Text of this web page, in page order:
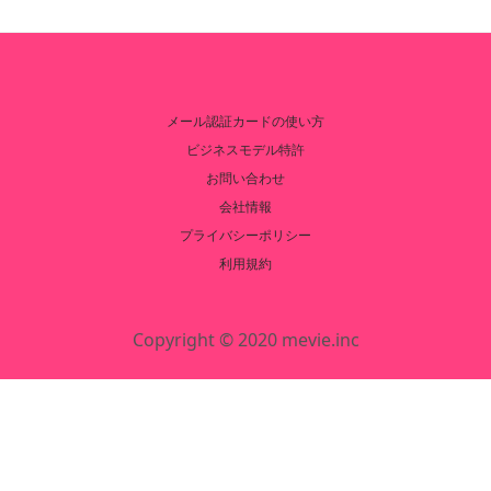
メール認証カードの使い方
ビジネスモデル特許
お問い合わせ
会社情報
プライバシーポリシー
利用規約
Copyright © 2020 mevie.inc